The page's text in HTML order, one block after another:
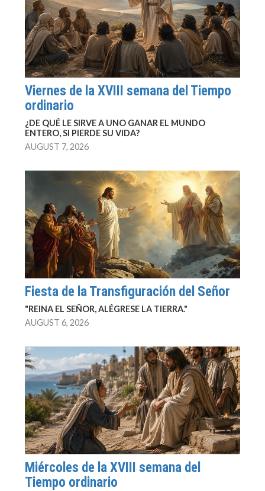
Viernes de la XVIII semana del Tiempo
ordinario
¿DE QUÉ LE SIRVE A UNO GANAR EL MUNDO
ENTERO, SI PIERDE SU VIDA?
AUGUST 7, 2026
Fiesta de la Transfiguración del Señor
"REINA EL SEÑOR, ALÉGRESE LA TIERRA."
AUGUST 6, 2026
Miércoles de la XVIII semana del
Tiempo ordinario